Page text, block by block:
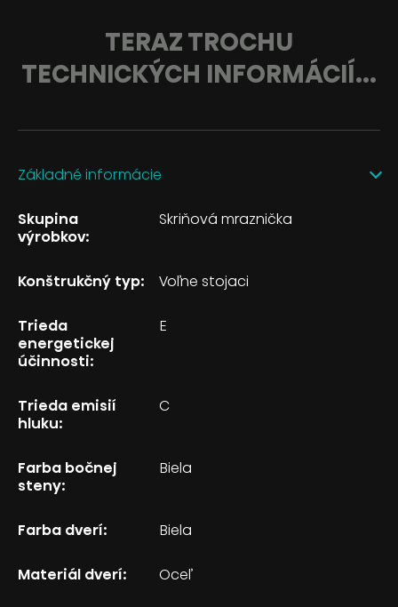
TERAZ TROCHU
TECHNICKÝCH INFORMÁCIÍ...
Základné informácie
Skupina
výrobkov:
Skriňová mraznička
Konštrukčný typ: Voľne stojaci
Trieda
energetickej
účinnosti:
E
Trieda emisií
hluku:
C
Farba bočnej
steny:
Biela
Farba dverí: Biela
Materiál dverí: Oceľ